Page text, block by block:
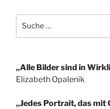
nach:
„Alle Bilder sind in
Elizabeth Opalenik
„Jedes Portrait, das mit